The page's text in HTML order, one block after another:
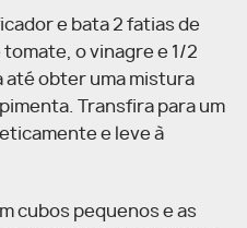
e bata 2 fatias de
tomate, o vinagre e 1/2
até obter uma mistura
Transfira para um
e leve à
cubos pequenos e as